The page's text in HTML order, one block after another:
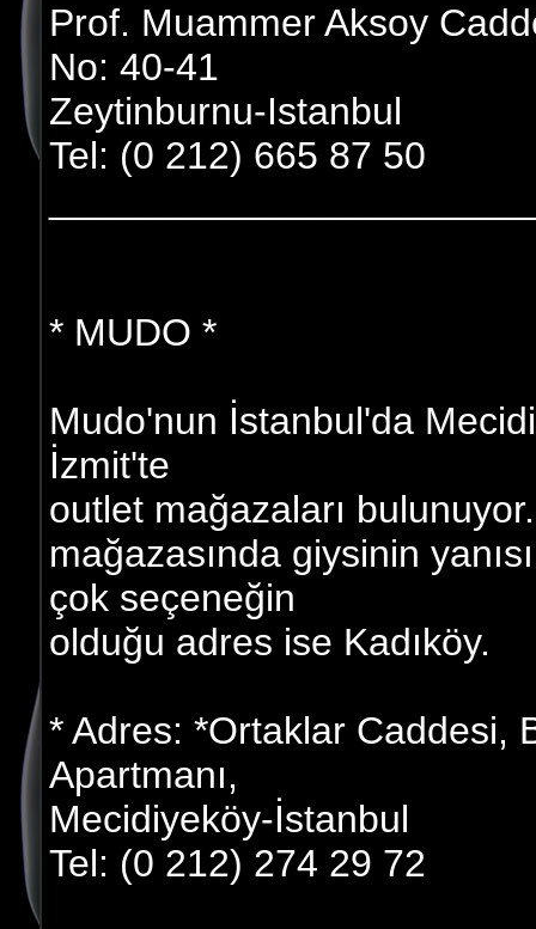
Prof. Muammer Aksoy
No: 40-41
Zeytinburnu-Istanbul
Tel: (0 212) 665 87 50
* MUDO *
Mudo'nun İstanbul'da
İzmit'te
outlet mağazaları
mağazasında giysinin
çok seçeneğin
olduğu adres ise Kadıköy.
* Adres: *Ortaklar Caddesi,
Apartmanı,
Mecidiyeköy-İstanbul
Tel: (0 212) 274 29 72